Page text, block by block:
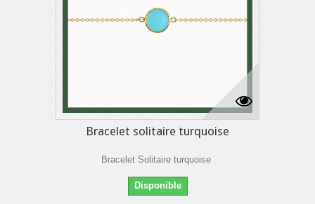
Bracelet solitaire turquoise
Bracelet Solitaire turquoise
Disponible